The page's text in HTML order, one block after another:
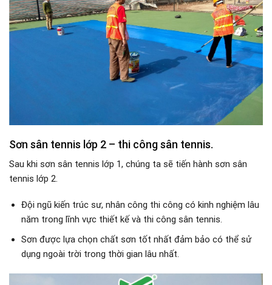
Sơn sân tennis lớp 2 – thi công sân tennis.
Sau khi sơn sân tennis lớp 1, chúng ta sẽ tiến hành sơn sân
tennis lớp 2.
Đội ngũ kiến trúc sư, nhân công thi công có kinh nghiệm lâu
năm trong lĩnh vực thiết kế và thi công sân tennis.
Sơn được lựa chọn chất sơn tốt nhất đảm bảo có thể sử
dụng ngoài trời trong thời gian lâu nhất.